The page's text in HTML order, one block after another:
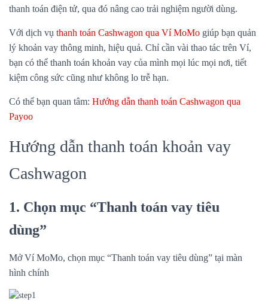
thanh toán điện tử, qua đó nâng cao trải nghiệm người dùng.
Với dịch vụ thanh toán Cashwagon qua Ví MoMo giúp bạn quản
lý khoản vay thông minh, hiệu quả. Chỉ cần vài thao tác trên Ví,
bạn có thể thanh toán khoản vay của mình mọi lúc mọi nơi, tiết
kiệm công sức cũng như không lo trễ hạn.
Có thể bạn quan tâm: Hướng dẫn thanh toán Cashwagon qua
Payoo
Hướng dẫn thanh toán khoản vay
Cashwagon
1. Chọn mục “Thanh toán vay tiêu
dùng”
Mở Ví MoMo, chọn mục “Thanh toán vay tiêu dùng” tại màn
hình chính